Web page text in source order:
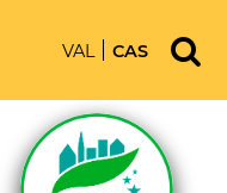
VAL CAS